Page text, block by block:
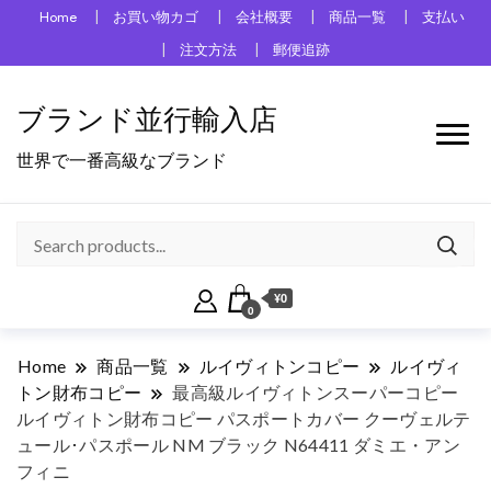
Home お買い物カゴ 会社概要 商品一覧
支払い
注文方法
郵便追跡
ブランド並行輸入店
世界で一番高級なブランド
0
¥0
Home 商品一覧 ルイヴィトンコピー
ルイヴィ
トン財布コピー
最高級ルイヴィトンスーパーコピー
ルイヴィトン財布コピー パスポートカバー クーヴェルテ
ュール･パスポール NM ブラック N64411 ダミエ・アン
フィニ